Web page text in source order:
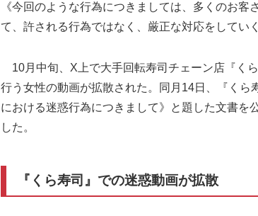
《今回のような行為につきましては、多くのお客
て、許される行為ではなく、厳正な対応をしてい
10月中旬、X上で大手回転寿司チェーン店『く
行う女性の動画が拡散された。同月14日、『くら
における迷惑行為につきまして》と題した文書を
した。
『くら寿司』での迷惑動画が拡散